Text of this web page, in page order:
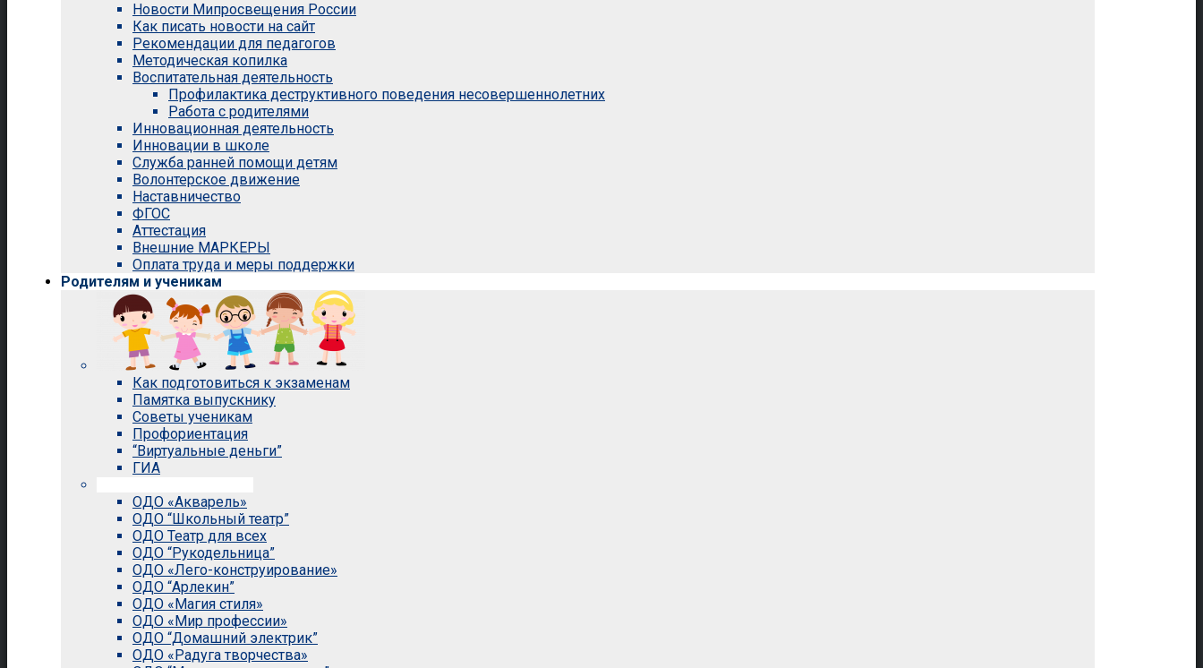
Новости Мипросвещения России
Как писать новости на сайт
Рекомендации для педагогов
Методическая копилка
Воспитательная деятельность
Профилактика деструктивного поведения несовершеннолетних
Работа с родителями
Инновационная деятельность
Инновации в школе
Служба ранней помощи детям
Волонтерское движение
Наставничество
ФГОС
Аттестация
Внешние МАРКЕРЫ
Оплата труда и меры поддержки
Родителям и ученикам
Как подготовиться к экзаменам
Памятка выпускнику
Советы ученикам
Профориентация
“Виртуальные деньги”
ГИА
ОДО «Акварель»
ОДО “Школьный театр”
ОДО Театр для всех
ОДО “Рукодельница”
ОДО «Лего-конструирование»
ОДО “Арлекин”
ОДО «Магия стиля»
ОДО «Мир профессии»
ОДО “Домашний электрик”
ОДО «Радуга творчества»